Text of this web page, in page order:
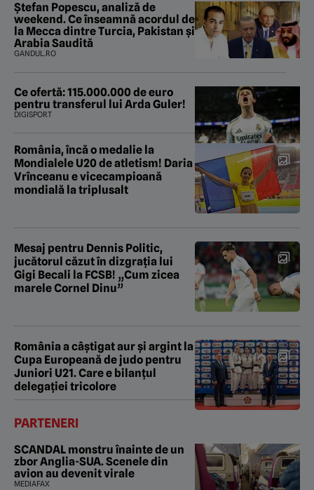
Ștefan Popescu, analiză de
weekend. Ce înseamnă acordul de
la Mecca dintre Turcia, Pakistan şi
Arabia Saudită
GANDUL.RO
Ce ofertă: 115.000.000 de euro
pentru transferul lui Arda Guler!
DIGISPORT
România, încă o medalie la
Mondialele U20 de atletism! Daria
Vrînceanu e vicecampioană
mondială la triplusalt
Mesaj pentru Dennis Politic,
jucătorul căzut în dizgrația lui
Gigi Becali la FCSB! „Cum zicea
marele Cornel Dinu”
România a câștigat aur și argint la
Cupa Europeană de judo pentru
Juniori U21. Care e bilanțul
delegației tricolore
PARTENERI
SCANDAL monstru înainte de un
zbor Anglia-SUA. Scenele din
avion au devenit virale
MEDIAFAX